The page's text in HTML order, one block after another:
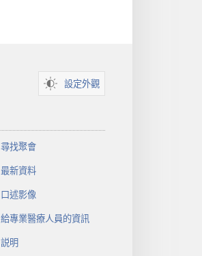
設定外觀
尋找聚會
最新資料
口述影像
給專業醫療人員的資訊
説明